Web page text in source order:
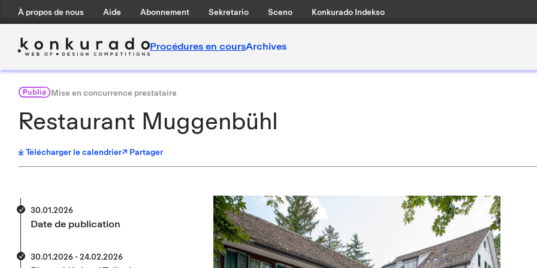
À propos de nous Aide Abonnement Sekretario Sceno Konkurado Indekso
Procédures en coursArchives
PubliéMise en concurrence prestataire
Restaurant Muggenbühl
Télécharger le calendrier↗ Partager
30.01.2026
Date de publication
30.01.2026 - 24.02.2026